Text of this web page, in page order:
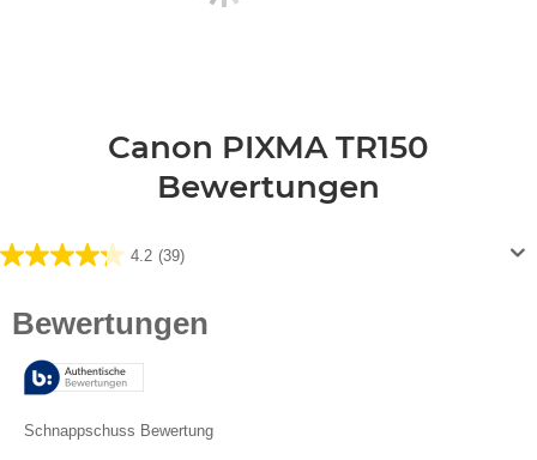
Canon PIXMA TR150
Bewertungen
4.2 (39)
4.2
Sternen.
Bewertungen